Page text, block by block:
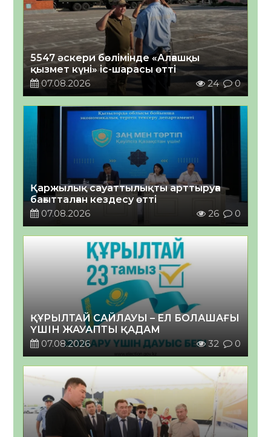
5547 әскери бөлімінде «Алғашқы
қызмет күні» іс-шарасы өтті
07.08.2026
24 0
Қаржылық сауаттылықты арттыруға
бағытталған кездесу өтті
07.08.2026
26 0
ҚҰРЫЛТАЙ САЙЛАУЫ – ЕЛ БОЛАШАҒЫ
ҮШІН ЖАУАПТЫ ҚАДАМ
07.08.2026
32 0